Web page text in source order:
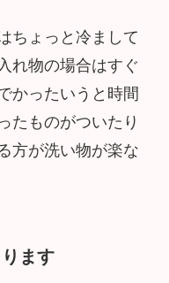
ちょっと冷まして
れ物の場合はすぐ
かったいうと時間
たものがついたり
方が洗い物が楽な
ます